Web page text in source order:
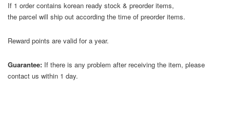
If 1 order contains korean ready stock & preorder items,
the parcel will ship out according the time of preorder items.
Reward points are valid for a year.
Guarantee: If there is any problem after receiving the item, please
contact us within 1 day.